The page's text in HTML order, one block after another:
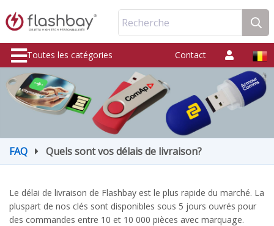
Recherche
Toutes les catégories Contact
FAQ Quels sont vos délais de livraison?
Le délai de livraison de Flashbay est le plus rapide du marché. La
pluspart de nos clés sont disponibles sous 5 jours ouvrés pour
des commandes entre 10 et 10 000 pièces avec marquage.